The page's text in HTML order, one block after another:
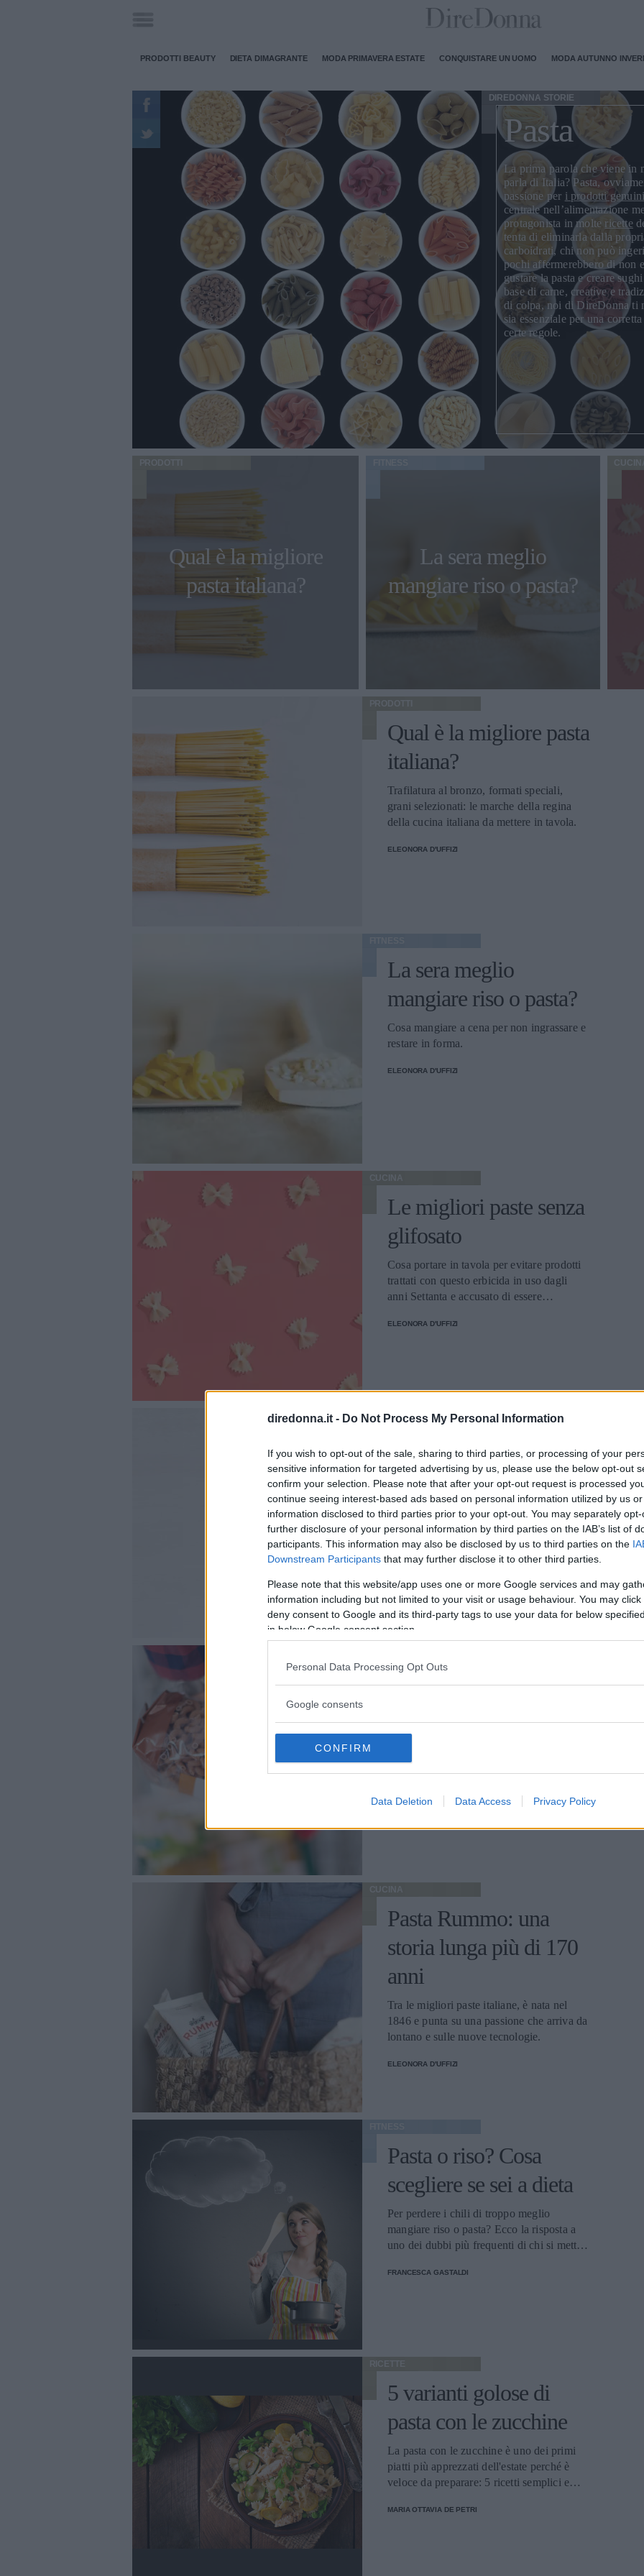
diredonna.it - Do Not Process My Personal Information
If you wish to opt-out of the sale, sharing to third parties, or processing of your
sensitive information for targeted advertising by us, please use the below opt-out
confirm your selection. Please note that after your opt-out request is processed
continue seeing interest-based ads based on personal information utilized by us
information disclosed to third parties prior to your opt-out. You may separately
further disclosure of your personal information by third parties on the IAB’s list of
participants. This information may also be disclosed by us to third parties on the
Downstream Participants that may further disclose it to other third parties.
Please note that this website/app uses one or more Google services and may
information including but not limited to your visit or usage behaviour. You may
deny consent to Google and its third-party tags to use your data for below
in below Google consent section.
Personal Data Processing Opt Outs
Google consents
CONFIRM
Data Deletion Data Access Privacy Policy
PRODOTTI BEAUTY DIETA DIMAGRANTE MODA PRIMAVERA ESTATE CONQUISTARE UN UOMO MODA AUTUNNO
DIREDONNA STORIE
Pasta
La prima parola che viene in
parla di Italia? Pasta,
passione per i prodotti genuini
centrale nell’alimentazione
protagonista in molte ricette
tenta di eliminarla dalla
carboidrati, chi non può
pochi affermerebbero di non
gustare la pasta e creare
base di carne, creative e
di colpa, noi di DireDonna ti
sia essenziale per una
certe regole.
PRODOTTI
Qual è la migliore
pasta italiana?
La sera meglio
mangiare riso o pasta?
CUCINA
PRODOTTI
Qual è la migliore pasta
italiana?
Trafilatura al bronzo, formati speciali,
grani selezionati: le marche della regina
della cucina italiana da mettere in tavola.
ELEONORA D'UFFIZI
La sera meglio
mangiare riso o pasta?
Cosa mangiare a cena per non ingrassare e
restare in forma.
ELEONORA D'UFFIZI
CUCINA
Le migliori paste senza
glifosato
Cosa portare in tavola per evitare prodotti
trattati con questo erbicida in uso dagli
anni Settanta e accusato di essere
ELEONORA D'UFFIZI
CUCINA
Le migliori paste
gluten free
Dalla redazione una selezione attenta di
prodotti gluten free di qualità che arrivano
da brand specializzati e main stream.
ELEONORA D'UFFIZI
Le 10 migliori paste
Biologiche o artigianali, sono ricche di
e equilibrata: ecco i brand che non possono
ELEONORA D'UFFIZI
CUCINA
Pasta Rummo: una
storia lunga più di 170
anni
Tra le migliori paste italiane, è nata nel
1846 e punta su una passione che arriva da
lontano e sulle nuove tecnologie.
ELEONORA D'UFFIZI
Pasta o riso? Cosa
scegliere se sei a dieta
Per perdere i chili di troppo meglio
mangiare riso o pasta? Ecco la risposta a
uno dei dubbi più frequenti di chi si mette
FRANCESCA GASTALDI
RICETTE
5 varianti golose di
pasta con le zucchine
La pasta con le zucchine è uno dei primi
piatti più apprezzati dell'estate perché è
veloce da preparare: 5 ricetti semplici e
MARIA OTTAVIA DE PETRI